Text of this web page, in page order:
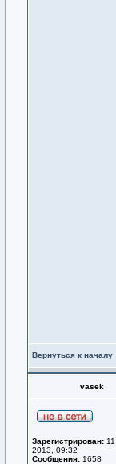
Вернуться к началу
vasek
Зарегистрирован:
2013, 09:32
Сообщения: 1658